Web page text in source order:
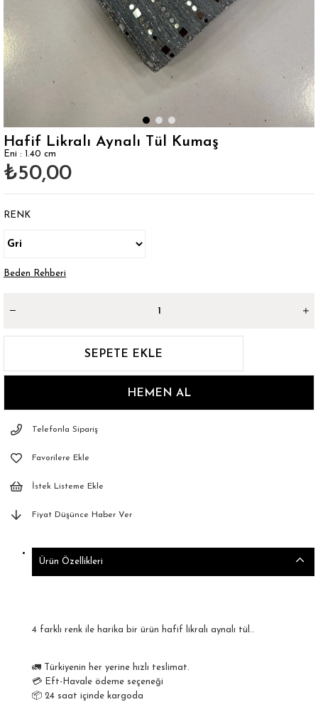
Hafif Likralı Aynalı Tül Kumaş
Eni : 1.40 cm
₺50,00
RENK
Beden Rehberi
Telefonla Sipariş
Favorilere Ekle
İstek Listeme Ekle
Fiyat Düşünce Haber Ver
Ürün Özellikleri
4 farklı renk ile harika bir ürün hafif likralı aynalı tül..
🚛 Türkiyenin her yerine hızlı teslimat.
💳 Eft-Havale ödeme seçeneği
📦 24 saat içinde kargoda